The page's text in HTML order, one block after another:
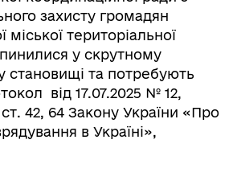
захисту громадян
територіальної
у скрутному
становищі та потребують
від 17.07.2025 № 12,
42, 64 Закону України «Про
в Україні»,